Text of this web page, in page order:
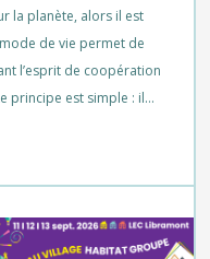
la planète, alors il est
de vie permet de
l’esprit de coopération
principe est simple : il…